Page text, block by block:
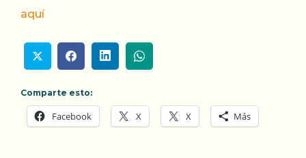
aquí
Comparte esto:
Facebook X X Más